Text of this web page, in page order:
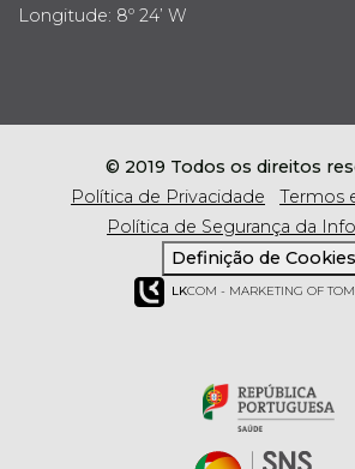
Longitude: 8º 24’ W
© 2019 Todos os direitos
Política de Privacidade
Termos
Política de Segurança da
Definição de Cookies
LKCOM - MARKETING OF